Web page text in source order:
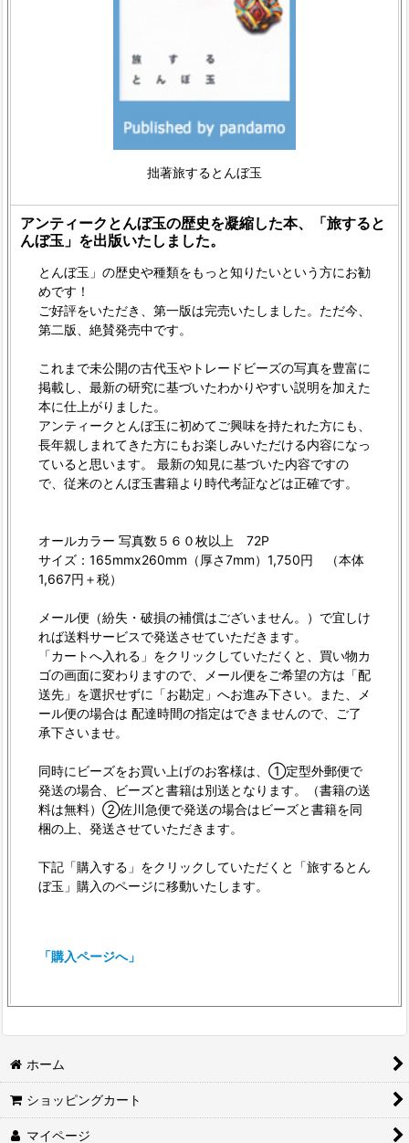
拙著旅するとんぼ玉
アンティークとんぼ玉の歴史を凝縮した本、「旅すると
んぼ玉」を出版いたしました。
とんぼ玉」の歴史や種類をもっと知りたいという方にお勧
めです！
ご好評をいただき、第一版は完売いたしました。ただ今、
第二版、絶賛発売中です。
これまで未公開の古代玉やトレードビーズの写真を豊富に
掲載し、最新の研究に基づいたわかりやすい説明を加えた
本に仕上がりました。
アンティークとんぼ玉に初めてご興味を持たれた方にも、
長年親しまれてきた方にもお楽しみいただける内容になっ
ていると思います。 最新の知見に基づいた内容ですの
で、従来のとんぼ玉書籍より時代考証などは正確です。
オールカラー 写真数５６０枚以上 72P
サイズ：165mmx260mm（厚さ7mm）1,750円 （本体
1,667円＋税）
メール便（紛失・破損の補償はございません。）で宜しけ
れば送料サービスで発送させていただきます。
「カートへ入れる」をクリックしていただくと、買い物カ
ゴの画面に変わりますので、メール便をご希望の方は「配
送先」を選択せずに「お勘定」へお進み下さい。また、メ
ール便の場合は 配達時間の指定はできませんので、ご了
承下さいませ。
同時にビーズをお買い上げのお客様は、①定型外郵便で
発送の場合、ビーズと書籍は別送となります。（書籍の送
料は無料）②佐川急便で発送の場合はビーズと書籍を同
梱の上、発送させていただきます。
下記「購入する」をクリックしていただくと「旅するとん
ぼ玉」購入のページに移動いたします。
「購入ページへ」
ホーム
ショッピングカート
マイページ